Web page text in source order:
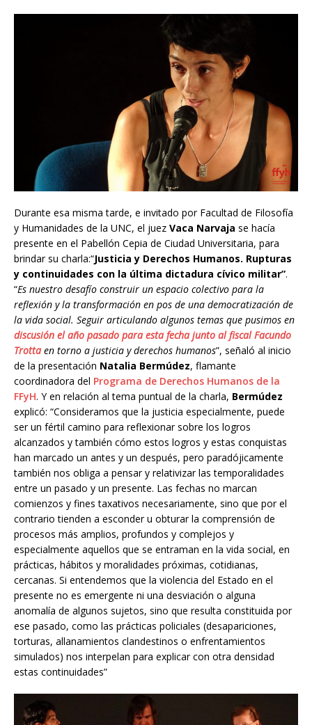
Durante esa misma tarde, e invitado por Facultad de Filosofía
y Humanidades de la UNC, el juez Vaca Narvaja se hacía
presente en el Pabellón Cepia de Ciudad Universitaria, para
brindar su charla:“Justicia y Derechos Humanos. Rupturas
y continuidades con la última dictadura cívico militar”.
“Es nuestro desafío construir un espacio colectivo para la
reflexión y la transformación en pos de una democratización de
la vida social. Seguir articulando algunos temas que pusimos en
discusión el año pasado para esta fecha junto al fiscal Facundo
Trotta en torno a justicia y derechos humanos”, señaló al inicio
de la presentación Natalia Bermúdez, flamante
coordinadora del Programa de Derechos Humanos de la
FFyH. Y en relación al tema puntual de la charla, Bermúdez
explicó: “Consideramos que la justicia especialmente, puede
ser un fértil camino para reflexionar sobre los logros
alcanzados y también cómo estos logros y estas conquistas
han marcado un antes y un después, pero paradójicamente
también nos obliga a pensar y relativizar las temporalidades
entre un pasado y un presente. Las fechas no marcan
comienzos y fines taxativos necesariamente, sino que por el
contrario tienden a esconder u obturar la comprensión de
procesos más amplios, profundos y complejos y
especialmente aquellos que se entraman en la vida social, en
prácticas, hábitos y moralidades próximas, cotidianas,
cercanas. Si entendemos que la violencia del Estado en el
presente no es emergente ni una desviación o alguna
anomalía de algunos sujetos, sino que resulta constituida por
ese pasado, como las prácticas policiales (desapariciones,
torturas, allanamientos clandestinos o enfrentamientos
simulados) nos interpelan para explicar con otra densidad
estas continuidades”